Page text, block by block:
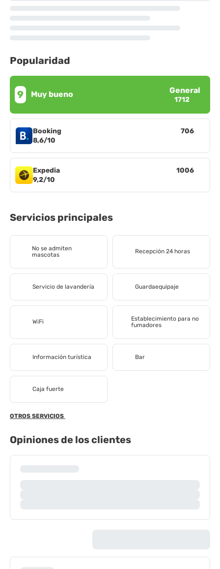
Popularidad
9 Muy bueno General
1712
Booking
8,6/10
706
Expedia
9,2/10
1006
Servicios principales
No se admiten
mascotas
Recepción 24 horas
Servicio de lavandería Guardaequipaje
WiFi
Establecimiento para no
fumadores
Información turística Bar
Caja fuerte
OTROS SERVICIOS
Opiniones de los clientes